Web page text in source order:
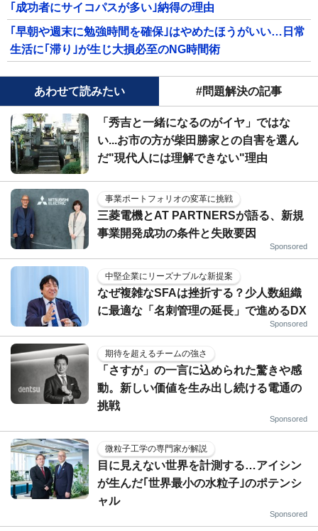
｢成功者にサイコパスが多い｣納得の理由
｢早朝や週末に勉強時間を確保｣はやめたほうがいい…日常
生活に｢滞り｣が生じ大損必至のNG時間術
あわせて読みたい #問題解決の記事
「秀吉と一緒になるのがイヤ」ではな
い...お市の方が柴田勝家との自害を選ん
だ"現代人には理解できない"理由
事業ポートフォリオの変革に挑戦
三菱電機とAT PARTNERSが語る、新規
事業開発成功の条件と失敗要因
Sponsored
中堅企業にリーズナブルな新提案
なぜ複雑なSFAは挫折する？少人数組織
に最適な「名刺管理の延長」で進めるDX
Sponsored
期待を超えるチームの強さ
「さすが」の一言に込められた驚きや感
動。新しい価値を生み出し続ける電通の
挑戦
Sponsored
微粒子工学の専門家が解説
目に見えない世界を計測する…アイシン
が生んだ｢世界最小の水粒子｣のポテンシ
ャル
Sponsored